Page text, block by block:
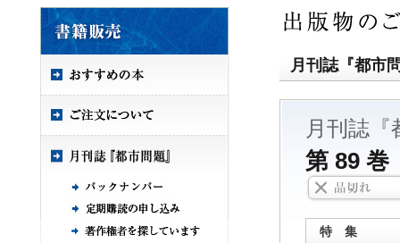
月刊誌『都市
月刊誌『
第 89
特 集